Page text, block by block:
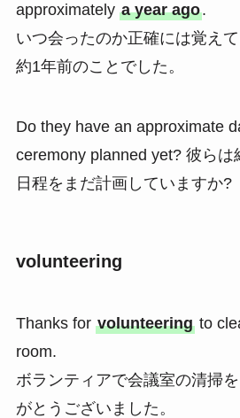
approximately a year ago.
いつ会ったのか正確には覚え
約1年前のことでした。
Do they have an approximate
ceremony planned yet? 彼ら
日程をまだ計画していますか?
volunteering
Thanks for volunteeringto
room.
ボランティアで会議室の清掃
がとうございました。